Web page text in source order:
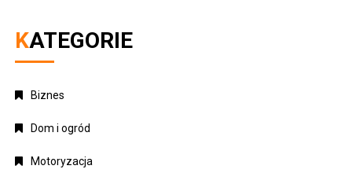
KATEGORIE
Biznes
Dom i ogród
Motoryzacja